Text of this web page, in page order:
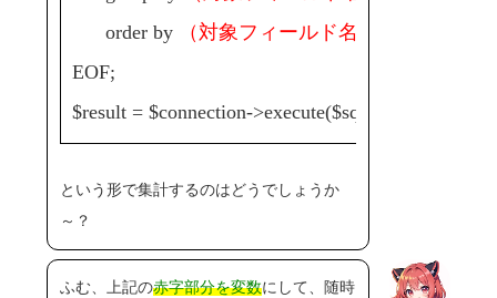
order by
（対象フィールド名）
EOF;
$result = $connection->execute($sql)-
という形で集計するのはどうでしょうか
～？
ふむ、上記の赤字部分を変数にして、随時